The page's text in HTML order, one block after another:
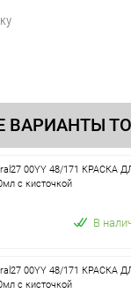
ВАРИАНТЫ
00YY 48/171 КРАСКА
с кисточкой
В
00YY 48/171 КРАСКА
с кисточкой